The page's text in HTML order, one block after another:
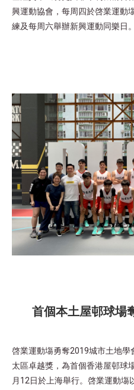
興運動協會，每周四於啓業運動
練及每周六舉辦新興運動同樂日。
首個本土屋邨球場
啓業運動塲勇奪2019城市土地學
太區卓越獎，為首個香港屋邨球
月12日於上海舉行。啓業運動塲